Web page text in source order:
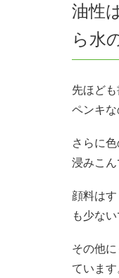
油性
ら水
先ほど
ペンキな
さらに
浸みこん
顔料は
も少な
その他
ています